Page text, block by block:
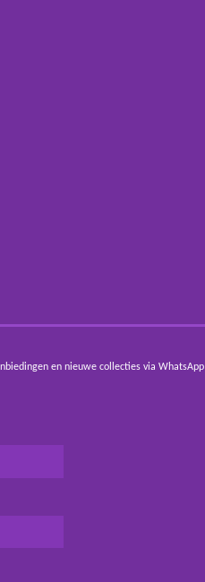
en nieuwe collecties via WhatsApp